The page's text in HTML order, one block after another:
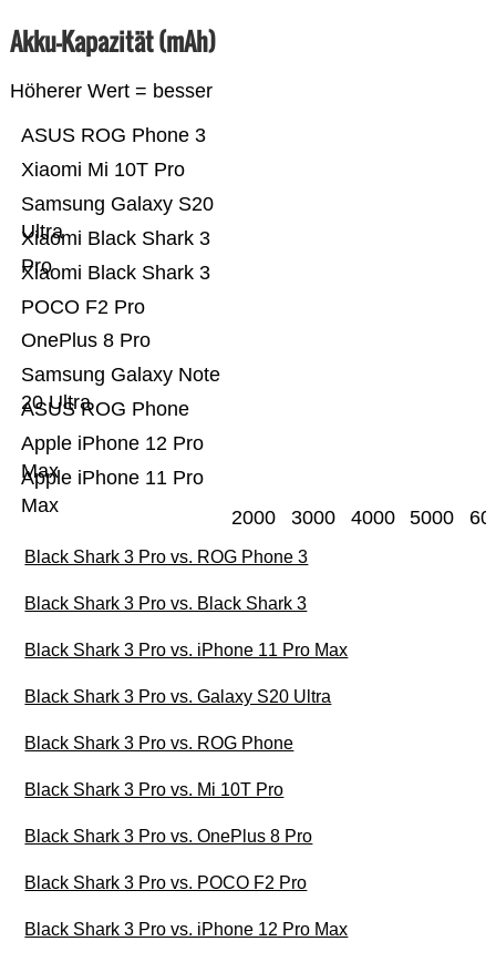
Akku-Kapazität (mAh)
Höherer Wert = besser
Apple iPhone 11 Pro
Max
Apple iPhone 12 Pro
Max
ASUS ROG Phone
Samsung Galaxy Note
20 Ultra
OnePlus 8 Pro
POCO F2 Pro
Xiaomi Black Shark 3
Xiaomi Black Shark 3
Pro
Samsung Galaxy S20
Ultra
Xiaomi Mi 10T Pro
ASUS ROG Phone 3
2000 3000 4000 5000
Black Shark 3 Pro vs. ROG Phone 3
Black Shark 3 Pro vs. Black Shark 3
Black Shark 3 Pro vs. iPhone 11 Pro Max
Black Shark 3 Pro vs. Galaxy S20 Ultra
Black Shark 3 Pro vs. ROG Phone
Black Shark 3 Pro vs. Mi 10T Pro
Black Shark 3 Pro vs. OnePlus 8 Pro
Black Shark 3 Pro vs. POCO F2 Pro
Black Shark 3 Pro vs. iPhone 12 Pro Max